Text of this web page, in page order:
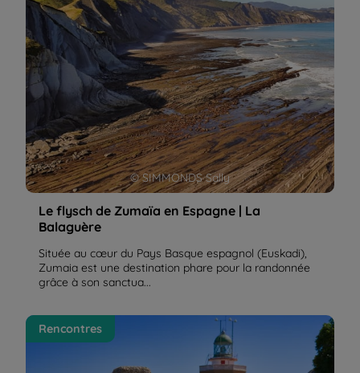
© SIMMONDS Sally
Le flysch de Zumaïa en Espagne | La
Balaguère
Située au cœur du Pays Basque espagnol (Euskadi),
Zumaia est une destination phare pour la randonnée
grâce à son sanctua...
Marcher sur le Camino Francès, le chemin qui mène
à Saint-Jacques de Compostelle | La Balaguère
Rencontres